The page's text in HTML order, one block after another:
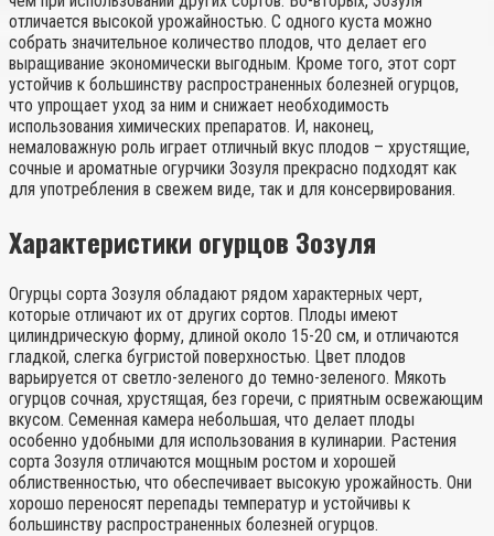
отличается высокой урожайностью. С одного куста можно
собрать значительное количество плодов, что делает его
выращивание экономически выгодным. Кроме того, этот сорт
устойчив к большинству распространенных болезней огурцов,
что упрощает уход за ним и снижает необходимость
использования химических препаратов. И, наконец,
немаловажную роль играет отличный вкус плодов – хрустящие,
сочные и ароматные огурчики Зозуля прекрасно подходят как
для употребления в свежем виде, так и для консервирования.
Характеристики огурцов Зозуля
Огурцы сорта Зозуля обладают рядом характерных черт,
которые отличают их от других сортов. Плоды имеют
цилиндрическую форму, длиной около 15-20 см, и отличаются
гладкой, слегка бугристой поверхностью. Цвет плодов
варьируется от светло-зеленого до темно-зеленого. Мякоть
огурцов сочная, хрустящая, без горечи, с приятным освежающим
вкусом. Семенная камера небольшая, что делает плоды
особенно удобными для использования в кулинарии. Растения
сорта Зозуля отличаются мощным ростом и хорошей
облиственностью, что обеспечивает высокую урожайность. Они
хорошо переносят перепады температур и устойчивы к
большинству распространенных болезней огурцов.